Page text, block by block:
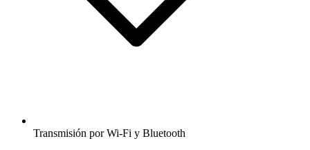
Transmisión por Wi-Fi y Bluetooth